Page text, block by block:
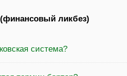
ликбез)
система?